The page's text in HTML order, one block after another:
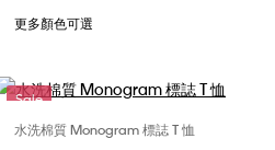
更多顏色可選
Sale
選擇您的尺碼
水洗棉質 Monogram 標誌 T 恤